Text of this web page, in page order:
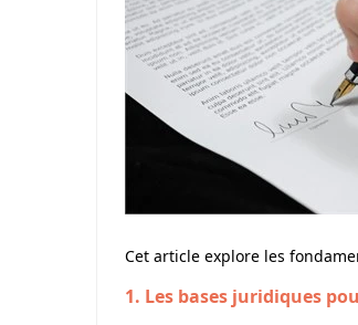
Cet article explore les
1. Les bases juridiques